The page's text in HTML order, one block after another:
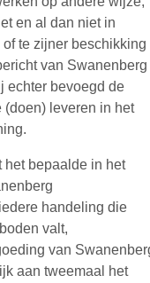
en al dan niet in
te zijner beschikking
van Swanenberg
echter bevoegd de
(doen) leveren in het
het bepaalde in het
handeling die
valt,
van
aan tweemaal het